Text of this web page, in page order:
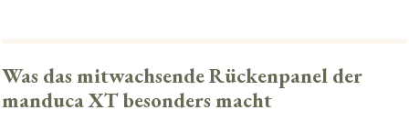
Was das mitwachsende Rückenpanel der
manduca XT besonders macht